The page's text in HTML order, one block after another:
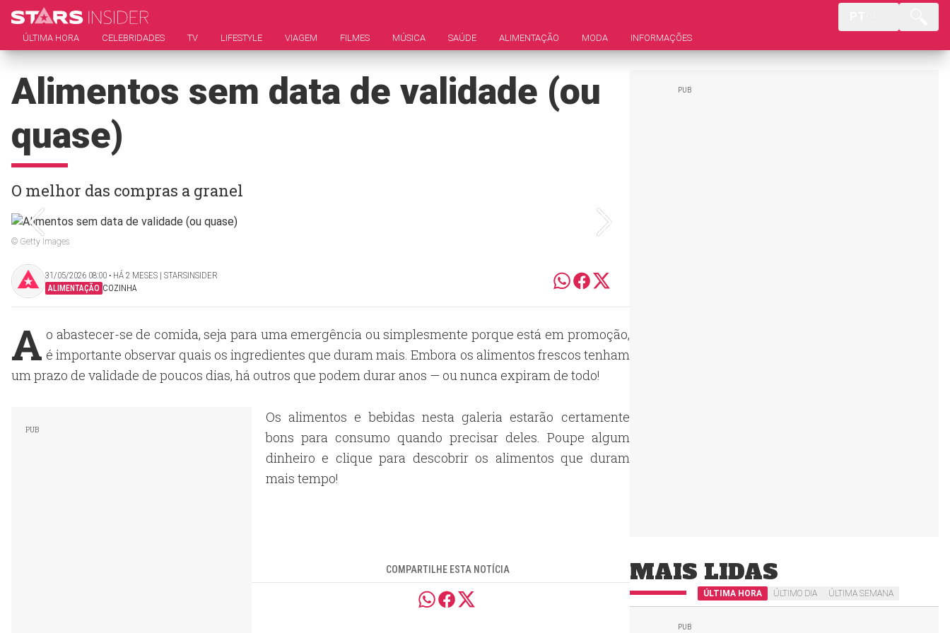
ÚLTIMA HORA CELEBRIDADES TV LIFESTYLE VIAGEM FILMES MÚSICA SAÚDE ALIMENTAÇÃO MODA INFORMAÇÕES
Alimentos sem data de validade (ou
quase)
O melhor das compras a granel
© Getty Images
31/05/2026 08:00 ‧ HÁ 2 MESES | STARSINSIDER
ALIMENTAÇÃO COZINHA
A o abastecer-se de comida, seja para uma emergência ou simplesmente porque está em promoção,
é importante observar quais os ingredientes que duram mais. Embora os alimentos frescos tenham
um prazo de validade de poucos dias, há outros que podem durar anos — ou nunca expiram de todo!
Os alimentos e bebidas nesta galeria estarão certamente
bons para consumo quando precisar deles. Poupe algum
dinheiro e clique para descobrir os alimentos que duram
mais tempo!
COMPARTILHE ESTA NOTÍCIA MAIS LIDAS
ÚLTIMA HORA ÚLTIMO DIA ÚLTIMA SEMANA